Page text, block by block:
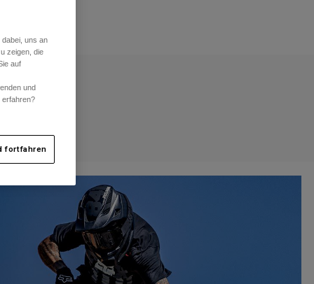
uns an
zeigen, die
auf
und
erfahren?
fortfahren